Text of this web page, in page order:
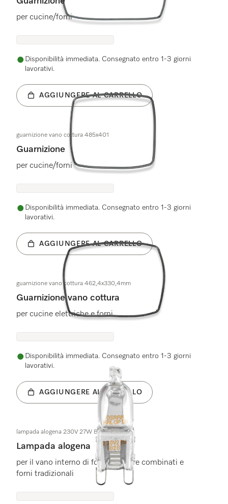
per cucine/forni
Disponibilità immediata. Consegnato entro 1-3 giorni
lavorativi.
AGGIUNGERE AL CARRELLO
guarnizione vano cottura 485x401
Guarnizione
per cucine/forni
Disponibilità immediata. Consegnato entro 1-3 giorni
lavorativi.
AGGIUNGERE AL CARRELLO
guarnizione vano cottura 462,4x330,4mm
Guarnizione vano cottura
per cucine elettriche e forni
Disponibilità immediata. Consegnato entro 1-3 giorni
lavorativi.
AGGIUNGERE AL CARRELLO
lampada alogena 230V 27W BJB 77.708.
Lampada alogena
per il vano interno di forni a vapore combinati e
forni tradizionali